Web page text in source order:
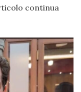
continua